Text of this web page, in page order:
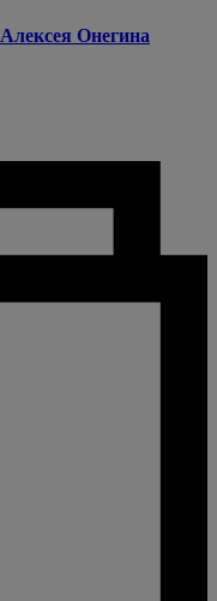
Алексея Онегина